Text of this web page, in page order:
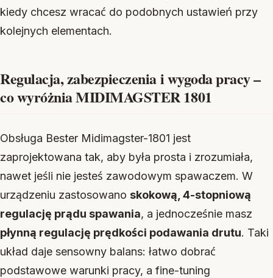
kiedy chcesz wracać do podobnych ustawień przy
kolejnych elementach.
Regulacja, zabezpieczenia i wygoda pracy –
co wyróżnia MIDIMAGSTER 1801
Obsługa Bester Midimagster-1801 jest
zaprojektowana tak, aby była prosta i zrozumiała,
nawet jeśli nie jesteś zawodowym spawaczem. W
urządzeniu zastosowano skokową, 4-stopniową
regulację prądu spawania, a jednocześnie masz
płynną regulację prędkości podawania drutu. Taki
układ daje sensowny balans: łatwo dobrać
podstawowe warunki pracy, a fine-tuning